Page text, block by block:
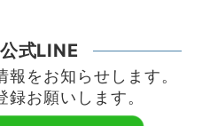
式LINE
をお知らせします。
お願いします。